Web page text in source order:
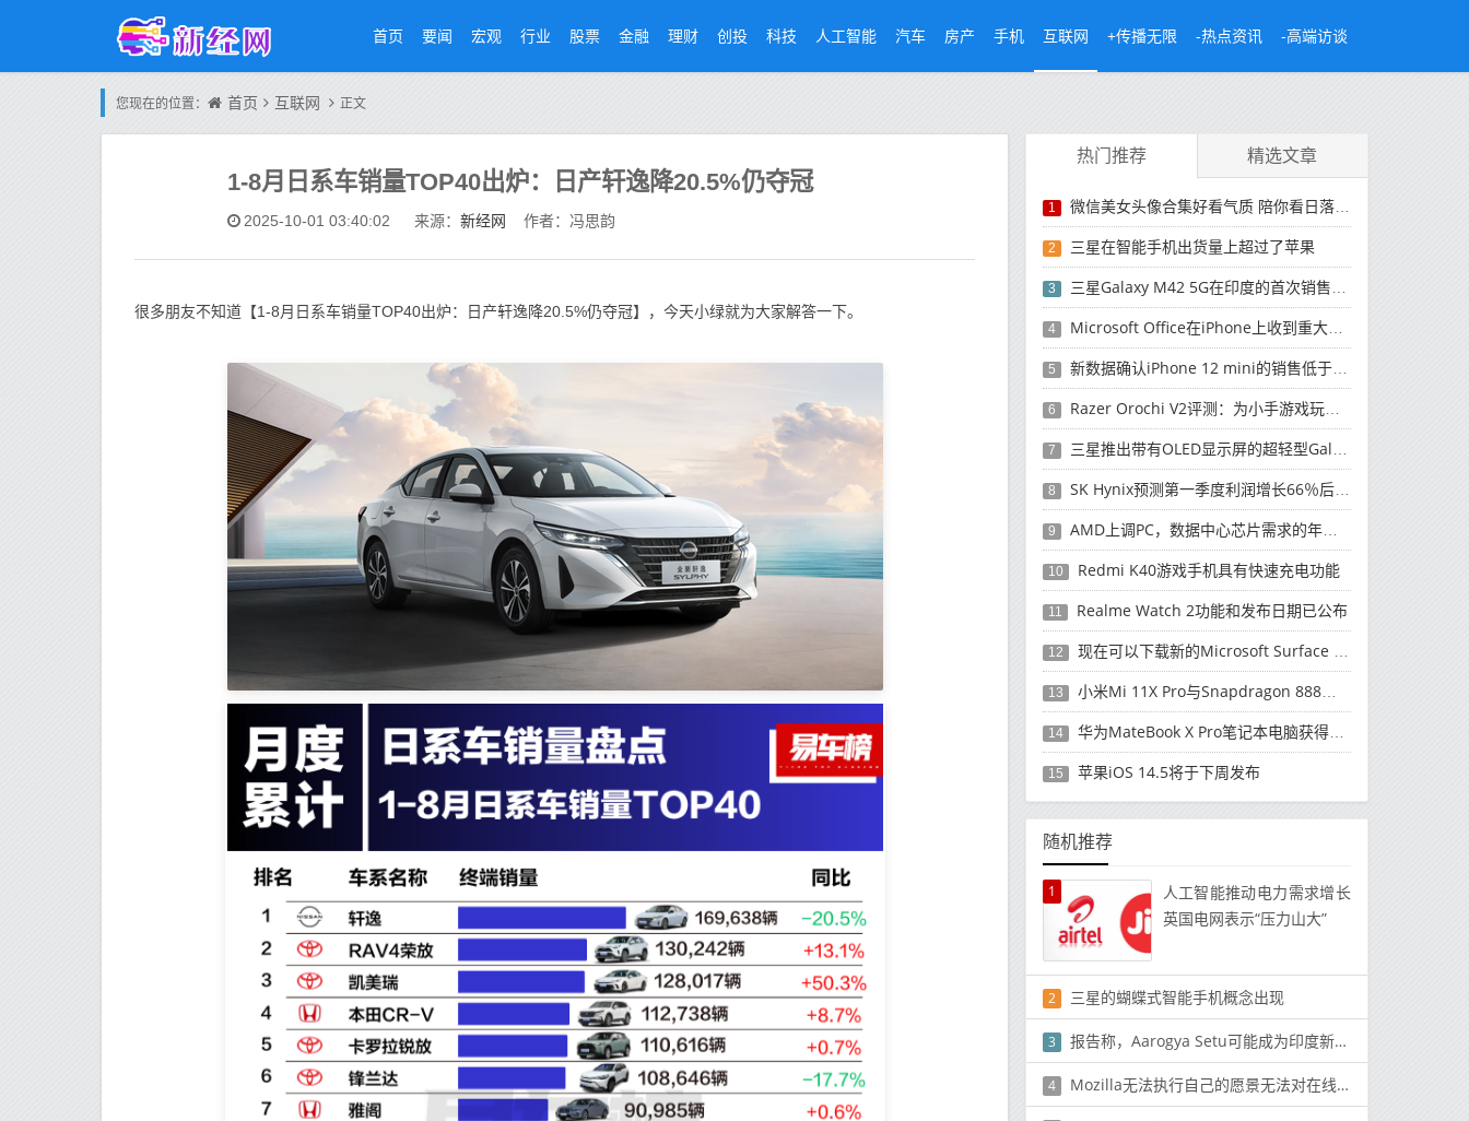
首页 要闻 宏观 行业 股票 金融 理财 创投 科技 人工智能 汽车 房产 手机 互联网 +传播无限 -热点资讯 -高端访谈
您现在的位置： 首页 互联网 正文
1-8月日系车销量TOP40出炉：日产轩逸降20.5%仍夺冠
2025-10-01 03:40:02 来源： 新经网 作者：冯思韵
很多朋友不知道【1-8月日系车销量TOP40出炉：日产轩逸降20.5%仍夺冠】，今天小绿就为大家解答一下。
热门推荐 精选文章
1 微信美女头像合集好看气质 陪你看日落的人比日落更浪漫
2 三星在智能手机出货量上超过了苹果
3 三星Galaxy M42 5G在印度的首次销售将于今晚开始
4 Microsoft Office在iPhone上收到重大更新
5 新数据确认iPhone 12 mini的销售低于预期
6 Razer Orochi V2评测：为小手游戏玩家设计的鼠标
7 三星推出带有OLED显示屏的超轻型Galaxy Book Pro和Galaxy Book Pro 360笔记本电脑
8 SK Hynix预测第一季度利润增长66％后，对芯片的需求将增强
9 AMD上调PC，数据中心芯片需求的年度收入预测
10 Redmi K40游戏手机具有快速充电功能
11 Realme Watch 2功能和发布日期已公布
12 现在可以下载新的Microsoft Surface Duo更新
13 小米Mi 11X Pro与Snapdragon 888处理器一起发布
14 华为MateBook X Pro笔记本电脑获得全新升级
15 苹果iOS 14.5将于下周发布
随机推荐
1
人工智能推动电力需求增长
英国电网表示“压力山大”
2 三星的蝴蝶式智能手机概念出现
3 报告称，Aarogya Setu可能成为印度新手机的强制性产品
4 Mozilla无法执行自己的愿景无法对在线服务启用更安全的用户身份验证